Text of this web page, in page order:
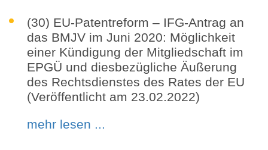
(30) EU-Patentreform – IFG-Antrag an
das BMJV im Juni 2020: Möglichkeit
einer Kündigung der Mitgliedschaft im
EPGÜ und diesbezügliche Äußerung
des Rechtsdienstes des Rates der EU
(Veröffentlicht am 23.02.2022)
mehr lesen ...